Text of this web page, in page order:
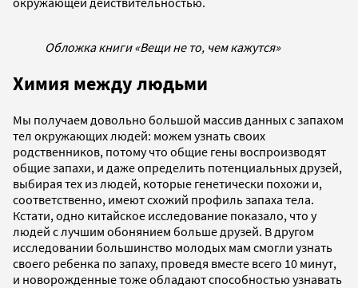
Обложка книги «Вещи не то, чем кажутся»
Химия между людьми
Мы получаем довольно большой массив данных с запахом
тел окружающих людей: можем узнать своих
родственников, потому что общие гены воспроизводят
общие запахи, и даже определить потенциальных друзей,
выбирая тех из людей, которые генетически похожи и,
соответственно, имеют схожий профиль запаха тела.
Кстати, одно китайское исследование показало, что у
людей с лучшим обонянием больше друзей. В другом
исследовании большинство молодых мам смогли узнать
своего ребенка по запаху, проведя вместе всего 10 минут,
и новорожденные тоже обладают способностью узнавать